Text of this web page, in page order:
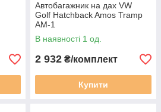
Автобагажник на дах VW
Golf Hatchback Amos Tramp
AM-1
В наявності 1 од.
2 932 ₴/комплект
Купити